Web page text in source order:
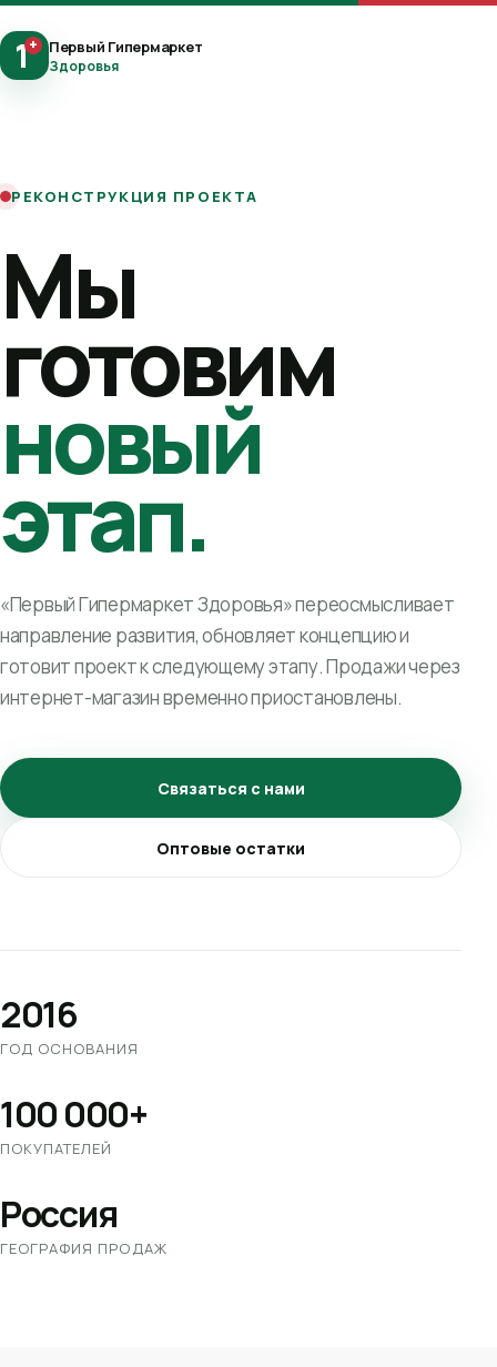
1+ Первый Гипермаркет
Здоровья
РЕКОНСТРУКЦИЯ ПРОЕКТА
Мы
готовим
новый
этап.
«Первый Гипермаркет Здоровья» переосмысливает
направление развития, обновляет концепцию и
готовит проект к следующему этапу. Продажи через
интернет-магазин временно приостановлены.
Связаться с нами
Оптовые остатки
2016
ГОД ОСНОВАНИЯ
100 000+
ПОКУПАТЕЛЕЙ
Россия
ГЕОГРАФИЯ ПРОДАЖ